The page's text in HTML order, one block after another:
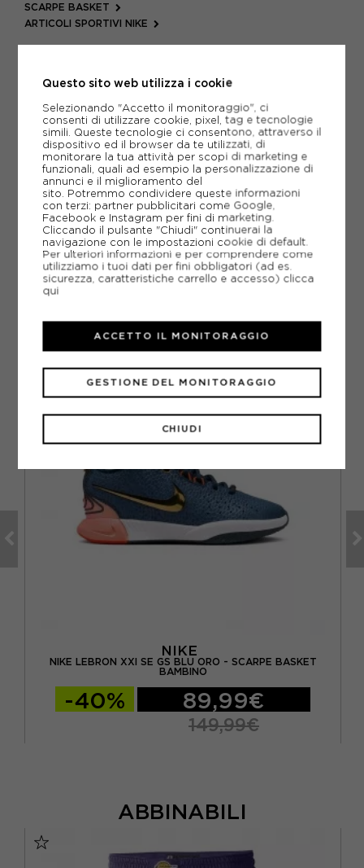
SCARPE BASKET
ARTICOLI SPORTIVI NIKE
PIÙ INFORMAZIONI
SCHEDA TECNICA
GUIDA ALLE TAGLIE
DOMANDE FREQUENTI
Come ordinare la taglia giusta?
CONSIGLIATI DA NOI
NIKE
NIKE LEBRON XXI SE GS BLU ORO - SCARPE BASKET
BAMBINO
-40% 89,99€
149,99€
ABBINABILI
Questo sito web utilizza i cookie
Selezionando "Accetto il monitoraggio", ci
consenti di utilizzare cookie, pixel, tag e tecnologie
simili. Queste tecnologie ci consentono, attraverso il
dispositivo ed il browser da te utilizzati, di
monitorare la tua attività per scopi di marketing e
funzionali, quali ad esempio la personalizzazione di
annunci e il miglioramento del
sito. Potremmo condividere queste informazioni
con terzi: partner pubblicitari come Google,
Facebook e Instagram per fini di marketing.
Cliccando il pulsante "Chiudi" continuerai la
navigazione con le impostazioni cookie di default.
Per ulteriori informazioni e per comprendere come
utilizziamo i tuoi dati per fini obbligatori (ad es.
sicurezza, caratteristiche carrello e accesso) clicca
qui
CHIUDI
GESTIONE DEL MONITORAGGIO
ACCETTO IL MONITORAGGIO